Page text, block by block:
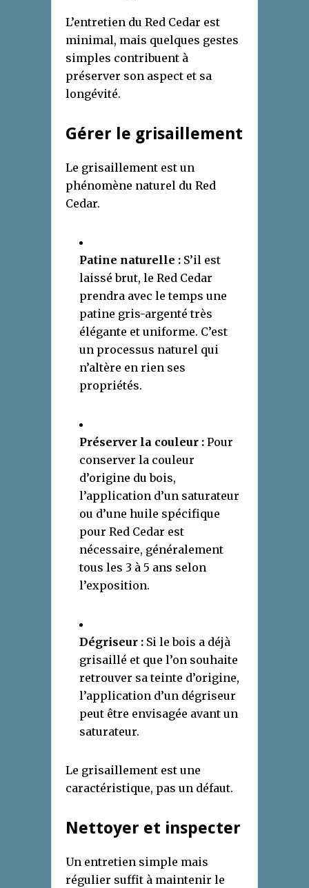
L’entretien du Red Cedar est
minimal, mais quelques gestes
simples contribuent à
préserver son aspect et sa
longévité.
Gérer le grisaillement
Le grisaillement est un
phénomène naturel du Red
Cedar.
Patine naturelle : S’il est
laissé brut, le Red Cedar
prendra avec le temps une
patine gris-argenté très
élégante et uniforme. C’est
un processus naturel qui
n’altère en rien ses
propriétés.
Préserver la couleur : Pour
conserver la couleur
d’origine du bois,
l’application d’un saturateur
ou d’une huile spécifique
pour Red Cedar est
nécessaire, généralement
tous les 3 à 5 ans selon
l’exposition.
Dégriseur : Si le bois a déjà
grisaillé et que l’on souhaite
retrouver sa teinte d’origine,
l’application d’un dégriseur
peut être envisagée avant un
saturateur.
Le grisaillement est une
caractéristique, pas un défaut.
Nettoyer et inspecter
Un entretien simple mais
régulier suffit à maintenir le